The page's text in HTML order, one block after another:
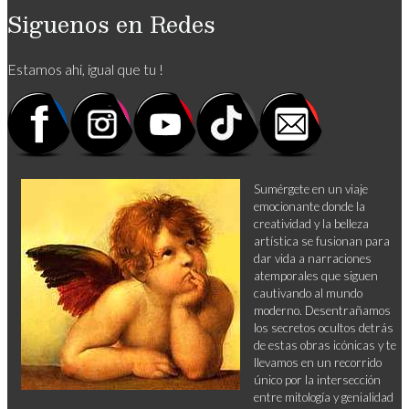
Siguenos en Redes
Estamos ahi, igual que tu !
Sumérgete en un viaje
emocionante donde la
creatividad y la belleza
artística se fusionan para
dar vida a narraciones
atemporales que siguen
cautivando al mundo
moderno. Desentrañamos
los secretos ocultos detrás
de estas obras icónicas y te
llevamos en un recorrido
único por la intersección
entre mitología y genialidad